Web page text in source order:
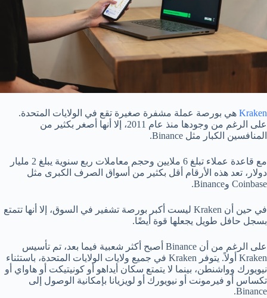
Kraken هي بورصة عملة مشفرة صغيرة تقع في الولايات المتحدة.
على الرغم من وجودها منذ عام 2011، إلا أنها أصغر بكثير من
المنافسين الكبار مثل Binance.
مع قاعدة عملاء تبلغ 6 ملايين وحجم معاملات ربع سنوية يبلغ 2 مليار
دولار، تعد هذه الأرقام أقل بكثير من أسواق الصرف الكبرى مثل
Coinbase وBinance.
في حين أن Kraken ليست أكبر بورصة تشفير في السوق، إلا أنها تتمتع
بسجل حافل طويل يجعلها قوة أيضًا.
على الرغم من أن Binance أصبح أكثر شعبية فيما بعد، تم تأسيس
Kraken أولاً. يتوفر Kraken في جميع ولايات الولايات المتحدة، باستثناء
نيويورك وواشنطن، بينما لا يتمتع سكان أيداهو أو كونيتيكت أو هاواي أو
تكساس أو فيرمونت أو نيويورك أو لويزيانا بإمكانية الوصول إلى
Binance.